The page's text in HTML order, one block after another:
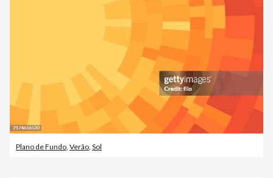
Plano de Fundo Verão Sol